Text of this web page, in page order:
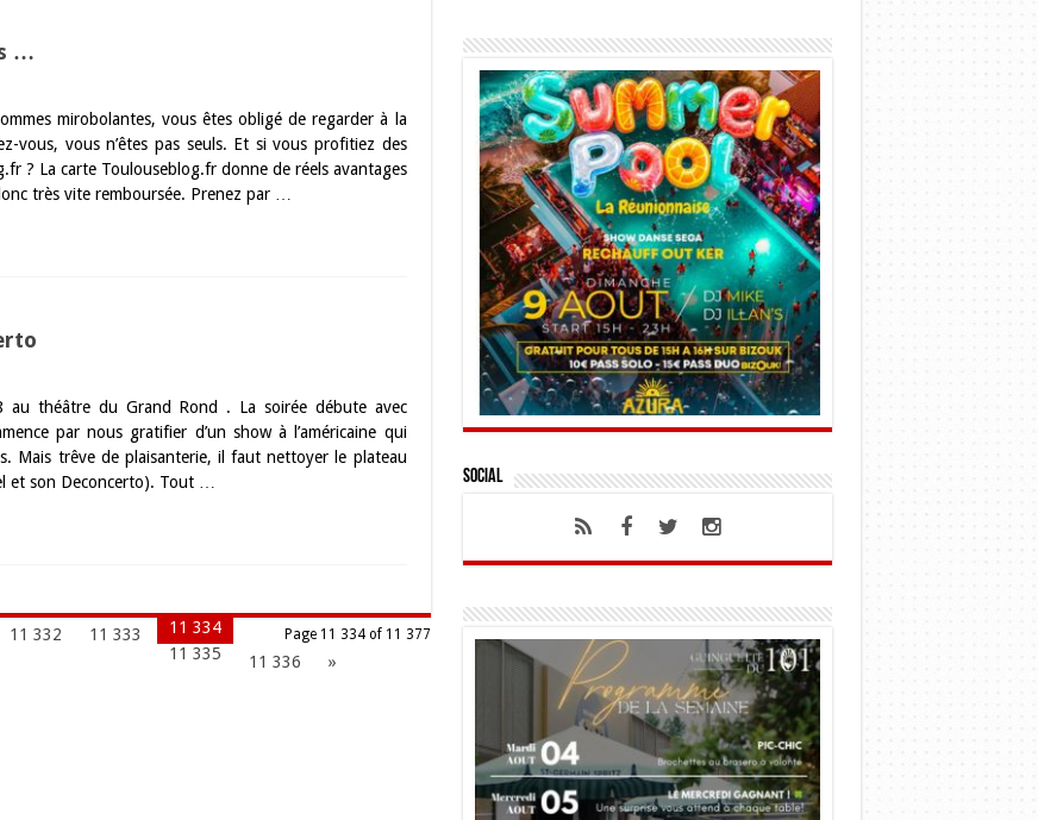
…
mirobolantes, vous êtes obligé de regarder à la
vous, vous n’êtes pas seuls. Et si vous profitiez des
? La carte Toulouseblog.fr donne de réels avantages
très vite remboursée. Prenez par …
au théâtre du Grand Rond . La soirée débute avec
par nous gratifier d’un show à l’américaine qui
Mais trêve de plaisanterie, il faut nettoyer le plateau
et son Deconcerto). Tout …
Page 11 334 of 11 377
11 332 11 333
11 334
11 335
11 336
»
Social